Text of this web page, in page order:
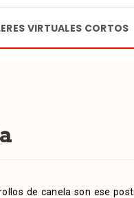
VIRTUALES CORTOS
de canela son ese